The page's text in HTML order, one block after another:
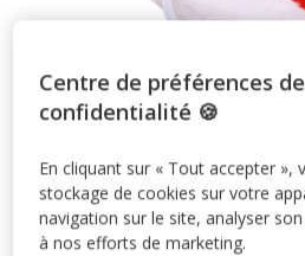
Taille:XS
Centre de préférences de
confidentialité 🍪
En cliquant sur « Tout accepter »,
stockage de cookies sur votre
navigation sur le site, analyser
à nos efforts de marketing.